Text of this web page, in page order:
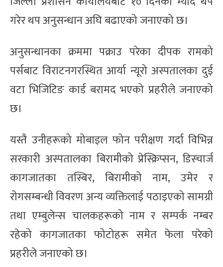
गरेर थप अनुसन्धान अघि बढाएको जनाएको छ।
अनुसन्धानका क्रममा पक्राउ परेका दीपक रामको
पर्सबाट विराटनगरस्थित आर्या न्यूरो अस्पतालका दुई
वटा भिजिटिङ कार्ड बरामद भएको प्रहरीले जनाएको
छ।
यस्तै उनीहरूको मोबाइल फोन परीक्षण गर्दा विभिन्न
सरकारी अस्पतालका बिरामीको प्रेस्क्रिप्सन, डिस्चार्ज
कागजातका तस्बिर, बिरामीको नाम, उमेर र
रोगसम्बन्धी विवरण अन्य व्यक्तिलाई पठाइएको सामग्री
तथा एम्बुलेन्स चालकहरूको नाम र सम्पर्क नम्बर
रहेको कागजातका फोटोहरू समेत फेला परेको
प्रहरीले जनाएको छ।